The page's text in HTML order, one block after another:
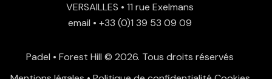
VERSAILLES • 11 rue Exelmans
email • +33 (0)1 39 53 09 09
Padel • Forest Hill © 2026. Tous droits réservés